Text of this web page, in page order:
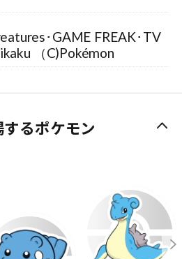
･GAME FREAK･TV
（C)Pokémon
るポケモン